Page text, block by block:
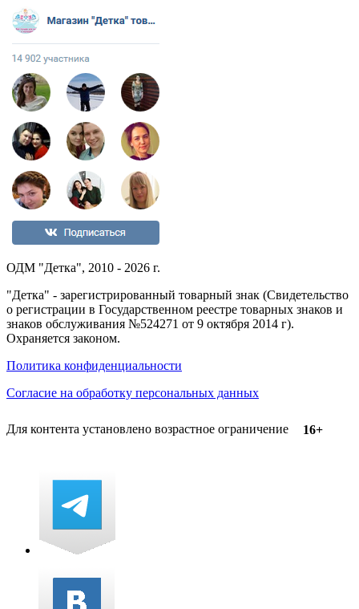
ОДМ "Детка", 2010 - 2026 г.
"Детка" - зарегистрированный товарный знак (Свидетельство
о регистрации в Государственном реестре товарных знаков и
знаков обслуживания №524271 от 9 октября 2014 г).
Охраняется законом.
Политика конфиденциальности
Согласие на обработку персональных данных
Для контента установлено возрастное ограничение 16+